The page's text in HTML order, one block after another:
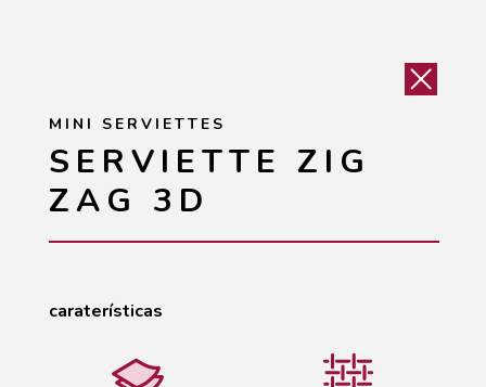
MINI SERVIETTES
SERVIETTE ZIG
ZAG 3D
caraterísticas